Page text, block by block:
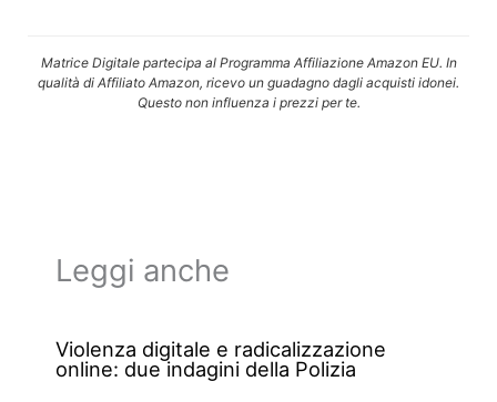
Matrice Digitale partecipa al Programma Affiliazione Amazon EU. In
qualità di Affiliato Amazon, ricevo un guadagno dagli acquisti idonei.
Questo non influenza i prezzi per te.
Leggi anche
Violenza digitale e radicalizzazione
online: due indagini della Polizia